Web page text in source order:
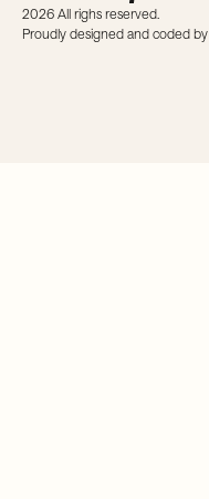
2026 All righs reserved.
Proudly designed and coded by